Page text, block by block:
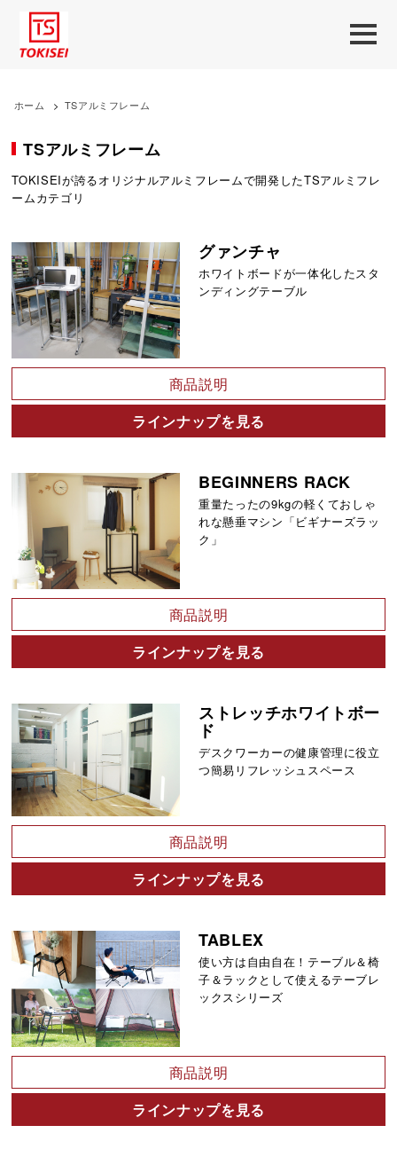
ホーム > TSアルミフレーム
TSアルミフレーム
TOKISEIが誇るオリジナルアルミフレームで開発したTSアルミフレ
ームカテゴリ
グァンチャ
ホワイトボードが一体化したスタ
ンディングテーブル
商品説明
ラインナップを見る
BEGINNERS RACK
重量たったの9kgの軽くておしゃ
れな懸垂マシン「ビギナーズラッ
ク」
商品説明
ラインナップを見る
ストレッチホワイトボー
ド
デスクワーカーの健康管理に役立
つ簡易リフレッシュスペース
商品説明
ラインナップを見る
TABLEX
使い方は自由自在！テーブル＆椅
子＆ラックとして使えるテーブレ
ックスシリーズ
商品説明
ラインナップを見る